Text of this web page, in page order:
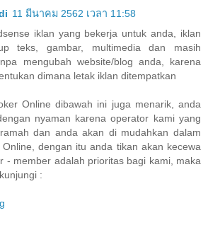
11 มีนาคม 2562 เวลา 11:58
iklan yang bekerja untuk anda, iklan
teks, gambar, multimedia dan masih
mengubah website/blog anda, karena
dimana letak iklan ditempatkan
Online dibawah ini juga menarik, anda
nyaman karena operator kami yang
dan anda akan di mudahkan dalam
dengan itu anda tikan akan kecewa
- member adalah prioritas bagi kami, maka
: